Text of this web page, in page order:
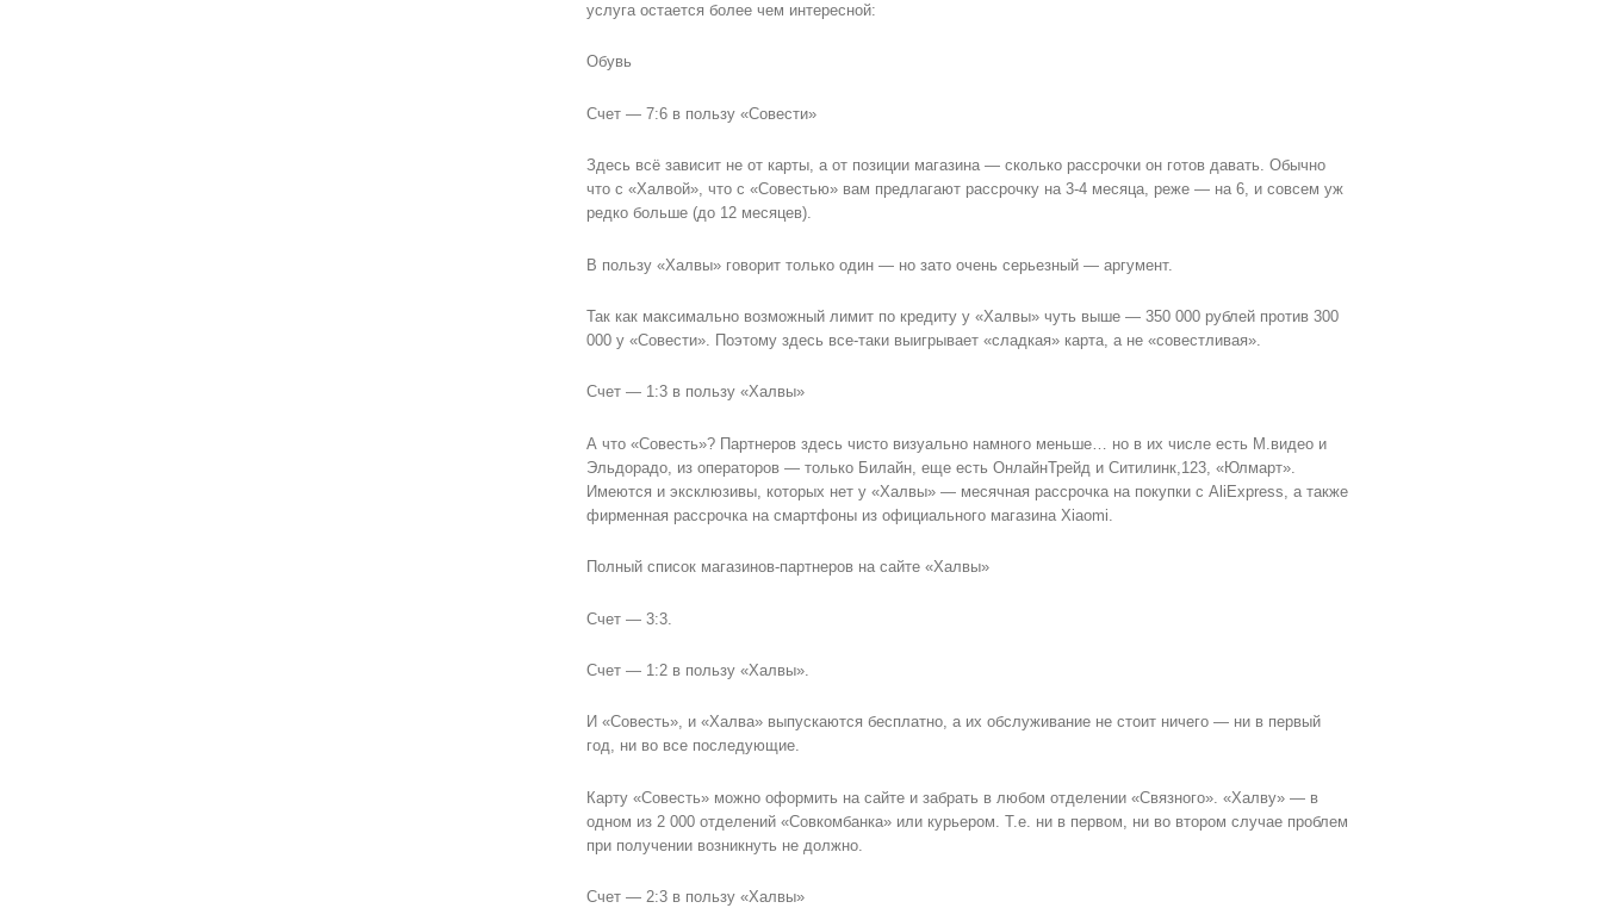
услуга остается более чем интересной:
Обувь
Счет — 7:6 в пользу «Совести»
Здесь всё зависит не от карты, а от позиции магазина — сколько рассрочки он готов давать. Обычно
что с «Халвой», что с «Совестью» вам предлагают рассрочку на 3-4 месяца, реже — на 6, и совсем уж
редко больше (до 12 месяцев).
В пользу «Халвы» говорит только один — но зато очень серьезный — аргумент.
Так как максимально возможный лимит по кредиту у «Халвы» чуть выше — 350 000 рублей против 300
000 у «Совести». Поэтому здесь все-таки выигрывает «сладкая» карта, а не «совестливая».
Счет — 1:3 в пользу «Халвы»
А что «Совесть»? Партнеров здесь чисто визуально намного меньше… но в их числе есть М.видео и
Эльдорадо, из операторов — только Билайн, еще есть ОнлайнТрейд и Ситилинк,123, «Юлмарт».
Имеются и эксклюзивы, которых нет у «Халвы» — месячная рассрочка на покупки с AliExpress, а также
фирменная рассрочка на смартфоны из официального магазина Xiaomi.
Полный список магазинов-партнеров на сайте «Халвы»
Счет — 3:3.
Счет — 1:2 в пользу «Халвы».
И «Совесть», и «Халва» выпускаются бесплатно, а их обслуживание не стоит ничего — ни в первый
год, ни во все последующие.
Карту «Совесть» можно оформить на сайте и забрать в любом отделении «Связного». «Халву» — в
одном из 2 000 отделений «Совкомбанка» или курьером. Т.е. ни в первом, ни во втором случае проблем
при получении возникнуть не должно.
Счет — 2:3 в пользу «Халвы»